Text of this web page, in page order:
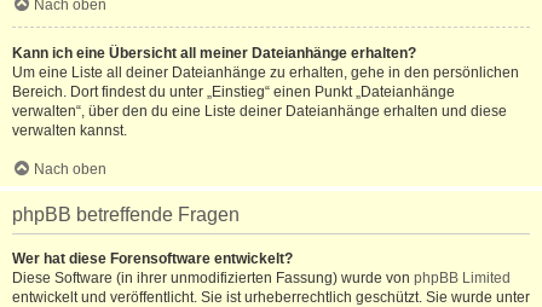
Nach oben
Kann ich eine Übersicht all meiner Dateianhänge erhalten?
Um eine Liste all deiner Dateianhänge zu erhalten, gehe in den persönlichen
Bereich. Dort findest du unter „Einstieg“ einen Punkt „Dateianhänge
verwalten“, über den du eine Liste deiner Dateianhänge erhalten und diese
verwalten kannst.
Nach oben
phpBB betreffende Fragen
Wer hat diese Forensoftware entwickelt?
Diese Software (in ihrer unmodifizierten Fassung) wurde von phpBB Limited
entwickelt und veröffentlicht. Sie ist urheberrechtlich geschützt. Sie wurde unter